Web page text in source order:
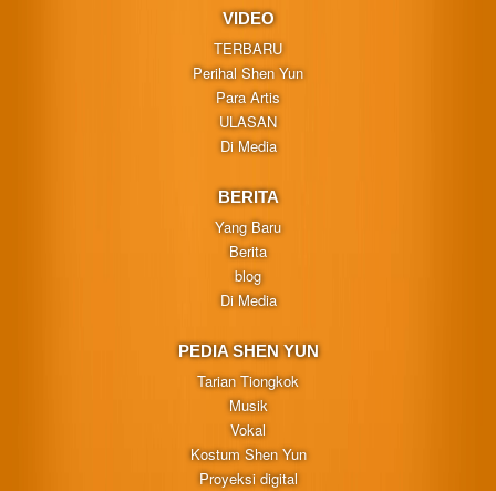
VIDEO
TERBARU
Perihal Shen Yun
Para Artis
ULASAN
Di Media
BERITA
Yang Baru
Berita
blog
Di Media
PEDIA SHEN YUN
Tarian Tiongkok
Musik
Vokal
Kostum Shen Yun
Proyeksi digital